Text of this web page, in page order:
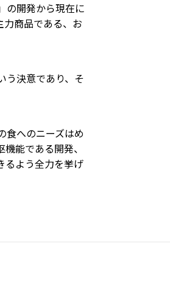
の開発から現在に
力商品である、お
う決意であり、そ
食へのニーズはめ
能である開発、
るよう全力を挙げ